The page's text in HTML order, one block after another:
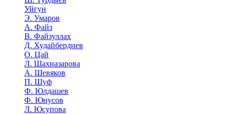
Уйгун
Э. Умаров
А. Файз
В. Файзуллах
Д. Худайбердиев
О. Цай
Л. Шахназарова
А. Шевяков
П. Шуф
Ф. Юлдашев
Ф. Юнусов
Л. Юсупова